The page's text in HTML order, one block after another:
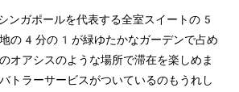
ガポールを代表する全室スイートの5
の4分の1が緑ゆたかなガーデンで占め
オアシスのような場所で滞在を楽しめま
トラーサービスがついているのもうれし